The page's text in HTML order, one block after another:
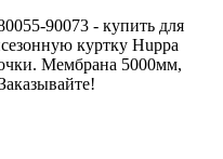
90073 - купить для
куртку Huppa
Мембрана 5000мм,